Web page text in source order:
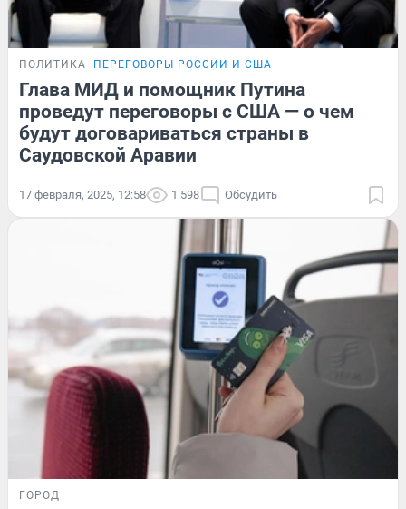
ПОЛИТИКА ПЕРЕГОВОРЫ РОССИИ И США
Глава МИД и помощник Путина
проведут переговоры с США — о чем
будут договариваться страны в
Саудовской Аравии
17 февраля, 2025, 12:58 1 598 Обсудить
ГОРОД